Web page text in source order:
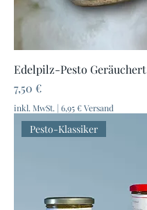
Edelpilz-Pesto Geräuchert
Preis
7,50 €
inkl. MwSt. | 6,95 € Versand
Pesto-Klassiker